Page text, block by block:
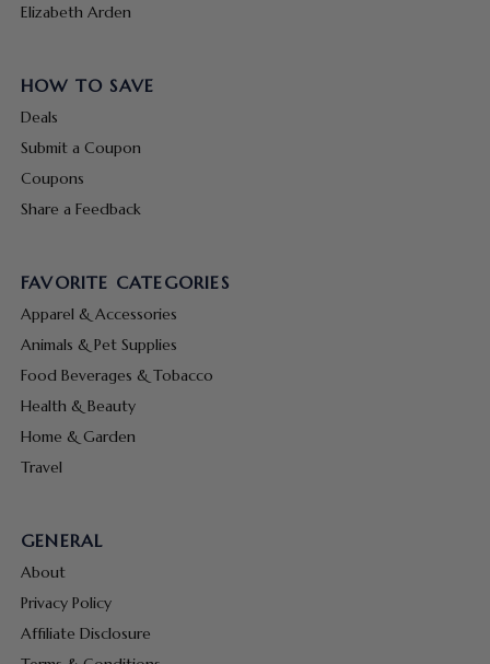
Elizabeth Arden
HOW TO SAVE
Deals
Submit a Coupon
Coupons
Share a Feedback
FAVORITE CATEGORIES
Apparel & Accessories
Animals & Pet Supplies
Food Beverages & Tobacco
Health & Beauty
Home & Garden
Travel
GENERAL
About
Privacy Policy
Affiliate Disclosure